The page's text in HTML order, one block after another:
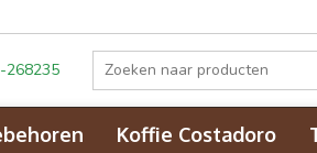
268235
Koffie Costadoro